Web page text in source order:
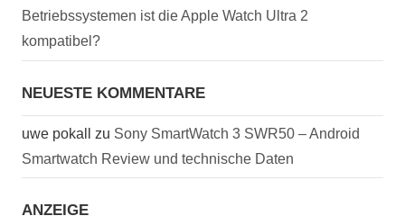
Betriebssystemen ist die Apple Watch Ultra 2
kompatibel?
NEUESTE KOMMENTARE
uwe pokall zu Sony SmartWatch 3 SWR50 – Android
Smartwatch Review und technische Daten
ANZEIGE